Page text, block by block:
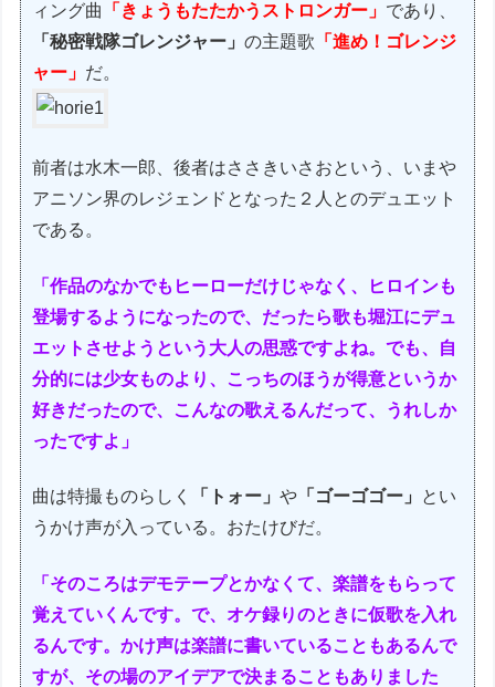
ィング曲
「きょうもたたかうストロンガー」 であり、
「秘密戦隊ゴレンジャー」の主題歌 「進め！ゴレンジ
ャー」 だ。
前者は水木一郎、後者はささきいさおという、いまや
アニソン界のレジェンドとなった２人とのデュエット
である。
「作品のなかでもヒーローだけじゃなく、ヒロインも
登場するようになったので、だったら歌も堀江にデュ
エットさせようという大人の思惑ですよね。でも、自
分的には少女ものより、こっちのほうが得意というか
好きだったので、こんなの歌えるんだって、うれしか
ったですよ」
曲は特撮ものらしく 「トォー」や 「ゴーゴゴー」
とい
うかけ声が入っている。おたけびだ。
「そのころはデモテープとかなくて、楽譜をもらって
覚えていくんです。で、オケ録りのときに仮歌を入れ
るんです。かけ声は楽譜に書いていることもあるんで
すが、その場のアイデアで決まることもありました